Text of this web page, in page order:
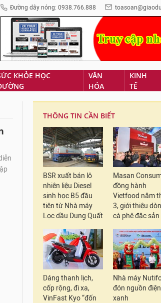
Đường dây nóng: 0938.766.888
KHỎE HỌC
VĂN
HÓA
KINH
TẾ
THÔNG TIN CẦN BIẾT
BSR xuất bán lô
nhiên liệu Diesel
sinh học B5 đầu
tiên từ Nhà máy
Lọc dầu Dung Quất
Masan
đồng hành
Vietfood năm
3, giới thiệu
cà phê đặc
Dáng thanh lịch,
cốp rộng, đi xa,
VinFast Kyo “đốn
Nhà máy
đón nguồn điện
xanh